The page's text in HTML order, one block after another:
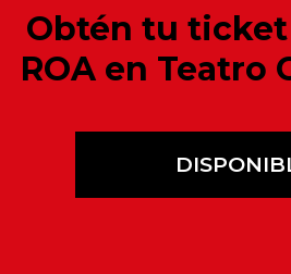
Obtén tu ticket
ROA en Teatro